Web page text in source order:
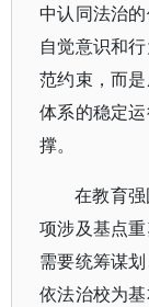
中认同法治
自觉意识和
范约束，而
体系的稳定
撑。
在教育
项涉及基点
需要统筹谋
依法治校为